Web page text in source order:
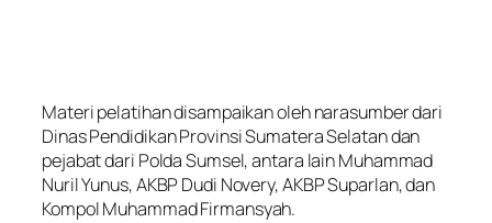
Materi pelatihan disampaikan oleh narasumber dari
Dinas Pendidikan Provinsi Sumatera Selatan dan
pejabat dari Polda Sumsel, antara lain Muhammad
Nuril Yunus, AKBP Dudi Novery, AKBP Suparlan, dan
Kompol Muhammad Firmansyah.